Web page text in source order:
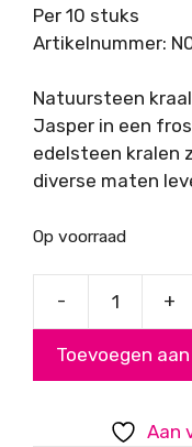
Per 10 stuks
Artikelnummer:
Natuursteen
Jasper in een
edelsteen kralen
diverse maten
Op voorraad
- +
Toevoegen
Aan